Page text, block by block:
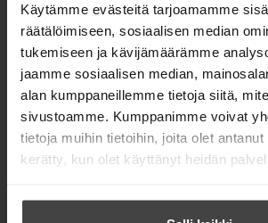
Käytämme evästeitä tarjoamamme
räätälöimiseen, sosiaalisen median
tukemiseen ja kävijämäärämme
jaamme sosiaalisen median,
alan kumppaneillemme tietoja siitä,
sivustoamme. Kumppanimme voivat
tietoja muihin tietoihin, joita olet
kerätty, kun olet käyttänyt heidän
Maxim Fedorov
Suomi:
ylipitkä
oppimäärä
Kannen
suunnittelija
Justine Florio
Äänikirja
ISBN
045
1400x
0 px